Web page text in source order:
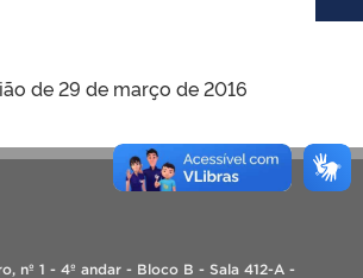
de 29 de março de 2016
nº 1 - 4º andar - Bloco B - Sala 412-A -